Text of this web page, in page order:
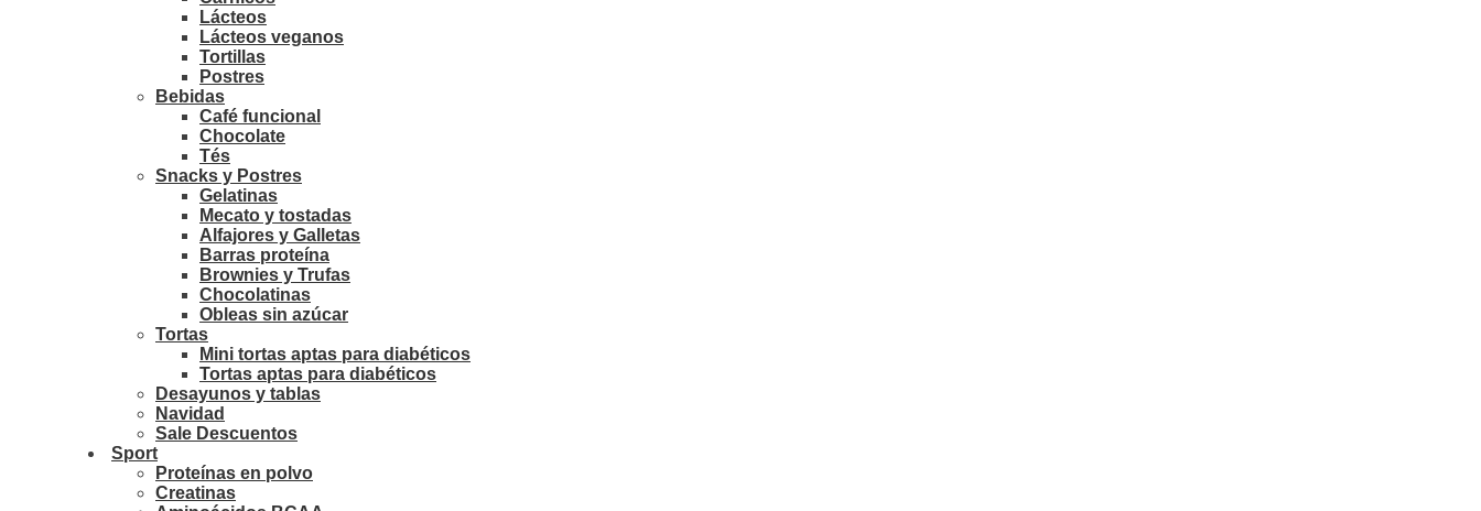
Lácteos
Lácteos veganos
Tortillas
Postres
Bebidas
Café funcional
Chocolate
Tés
Snacks y Postres
Gelatinas
Mecato y tostadas
Alfajores y Galletas
Barras proteína
Brownies y Trufas
Chocolatinas
Obleas sin azúcar
Tortas
Mini tortas aptas para diabéticos
Tortas aptas para diabéticos
Desayunos y tablas
Navidad
Sale Descuentos
Sport
Proteínas en polvo
Creatinas